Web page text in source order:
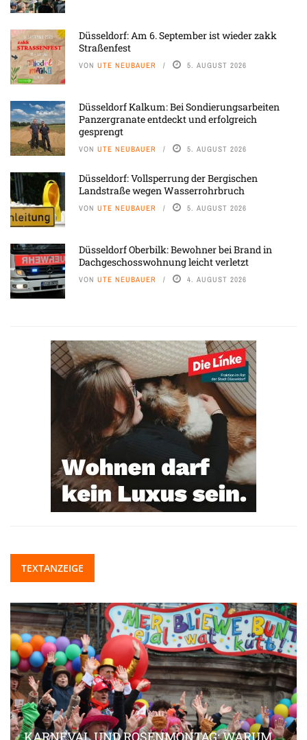
Düsseldorf: Am 6. September ist wieder zakk
Straßenfest
VON UTE NEUBAUER 5. AUGUST 2026
Düsseldorf Kalkum: Bei Sondierungsarbeiten
Panzergranate entdeckt und erfolgreich
gesprengt
VON UTE NEUBAUER 5. AUGUST 2026
Düsseldorf: Vollsperrung der Bergischen
Landstraße wegen Wasserrohrbruch
VON UTE NEUBAUER 5. AUGUST 2026
Düsseldorf Oberbilk: Bewohner bei Brand in
Dachgeschosswohnung leicht verletzt
VON UTE NEUBAUER 4. AUGUST 2026
TEXTANZEIGE